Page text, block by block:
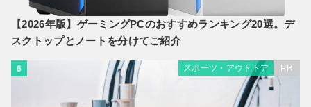
【2026年版】ゲーミングPCのおすすめランキング20選。デ
スクトップとノートを分けてご紹介
6 スポーツ・アウトドア PR